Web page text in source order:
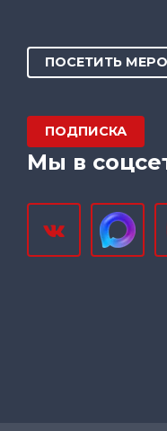
ПОСЕТИТЬ
ПОДПИСКА
Мы в